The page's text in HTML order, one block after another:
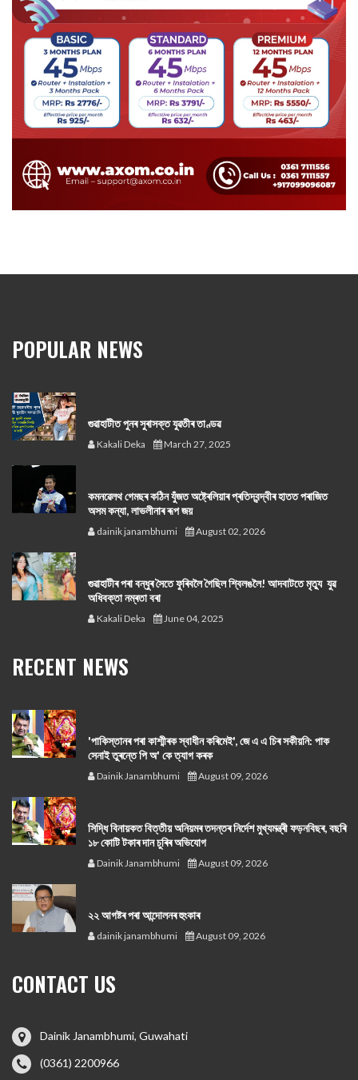
POPULAR NEWS
গুৱাহাটীত পুনৰ সুৰাসক্ত যুৱতীৰ তাণ্ডৱ
Kakali Deka March 27, 2025
কমনৱেলথ গেমছৰ কঠিন যুঁজত অষ্ট্ৰেলিয়াৰ প্ৰতিদ্বন্দ্বীৰ হাতত পৰাজিত
অসম কন্যা, লাভলীনাৰ ৰূপ জয়
dainik janambhumi August 02, 2026
গুৱাহাটীৰ পৰা বন্ধুৰ সৈতে ফুৰিবলৈ গৈছিল শ্বিলঙলৈ! আদবাটতে মৃত্যু যুৱ
অধিবক্তা নম্ৰতা বৰা
Kakali Deka June 04, 2025
RECENT NEWS
'পাকিস্তানৰ পৰা কাশ্মীৰক স্বাধীন কৰিমেই', জে এ এ চিৰ সকীয়নি: পাক
সেনাই তুৰন্তে পি অ' কে ত্যাগ কৰক
Dainik Janambhumi August 09, 2026
সিদ্ধি বিনায়কত বিত্তীয় অনিয়মৰ তদন্তৰ নিৰ্দেশ মুখ্যমন্ত্ৰী ফড়নবিছৰ, বছৰি
১৮ কোটি টকাৰ দান চুৰিৰ অভিযোগ
Dainik Janambhumi August 09, 2026
২২ আগষ্টৰ পৰা আন্দোলনৰ হুংকাৰ
dainik janambhumi August 09, 2026
CONTACT US
Dainik Janambhumi, Guwahati
(0361) 2200966